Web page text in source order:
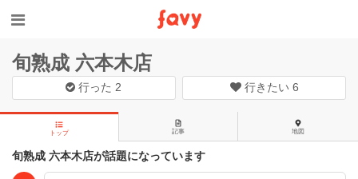
旬熟成 六本木店
行った 2 行きたい 6
トップ 記事 地図
旬熟成 六本木店が話題になっています